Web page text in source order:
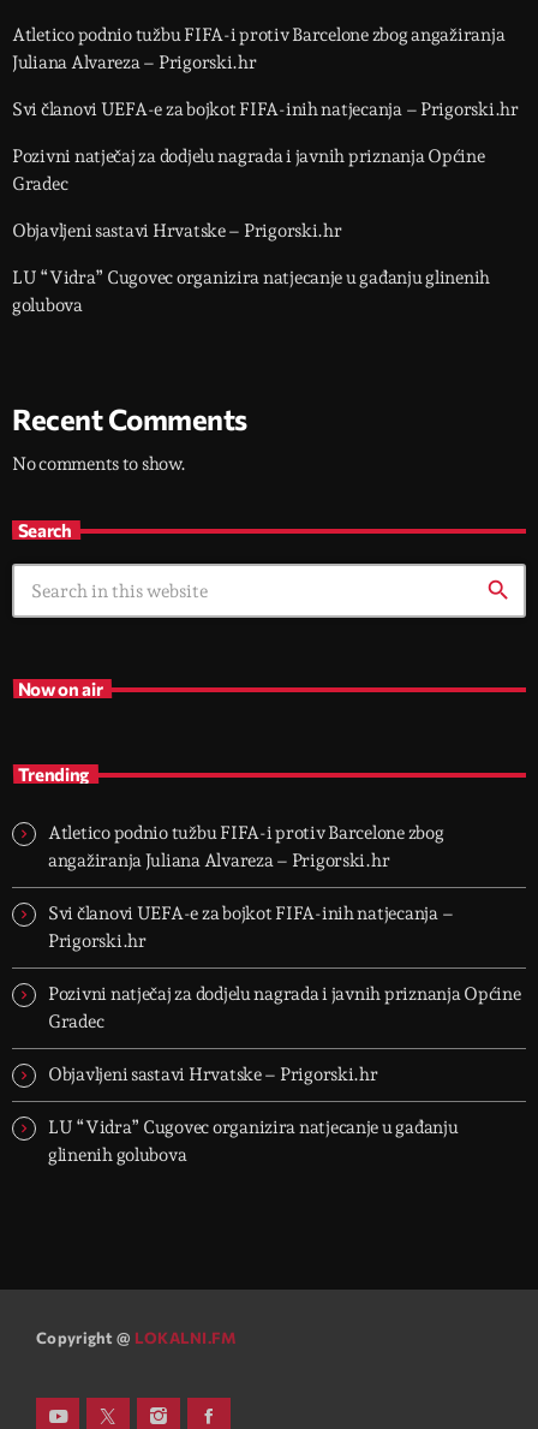
Atletico podnio tužbu FIFA-i protiv Barcelone zbog angažiranja
Juliana Alvareza – Prigorski.hr
Svi članovi UEFA-e za bojkot FIFA-inih natjecanja – Prigorski.hr
Pozivni natječaj za dodjelu nagrada i javnih priznanja Općine
Gradec
Objavljeni sastavi Hrvatske – Prigorski.hr
LU “Vidra” Cugovec organizira natjecanje u gađanju glinenih
golubova
Recent Comments
No comments to show.
Search
search
Now on air
Trending
Atletico podnio tužbu FIFA-i protiv Barcelone zbog
angažiranja Juliana Alvareza – Prigorski.hr
Svi članovi UEFA-e za bojkot FIFA-inih natjecanja –
Prigorski.hr
Pozivni natječaj za dodjelu nagrada i javnih priznanja Općine
Gradec
Objavljeni sastavi Hrvatske – Prigorski.hr
LU “Vidra” Cugovec organizira natjecanje u gađanju
glinenih golubova
Copyright @ LOKALNI.FM